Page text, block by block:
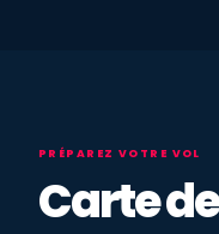
PRÉPAREZ VOTRE VOL
Carte